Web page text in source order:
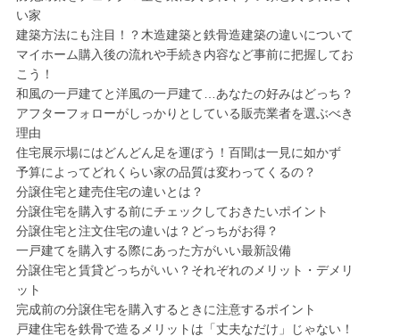
い家
建築方法にも注目！？木造建築と鉄骨造建築の違いについて
マイホーム購入後の流れや手続き内容など事前に把握してお
こう！
和風の一戸建てと洋風の一戸建て…あなたの好みはどっち？
アフターフォローがしっかりとしている販売業者を選ぶべき
理由
住宅展示場にはどんどん足を運ぼう！百聞は一見に如かず
予算によってどれくらい家の品質は変わってくるの？
分譲住宅と建売住宅の違いとは？
分譲住宅を購入する前にチェックしておきたいポイント
分譲住宅と注文住宅の違いは？どっちがお得？
一戸建てを購入する際にあった方がいい最新設備
分譲住宅と賃貸どっちがいい？それぞれのメリット・デメリ
ット
完成前の分譲住宅を購入するときに注意するポイント
戸建住宅を鉄骨で造るメリットは「丈夫なだけ」じゃない！